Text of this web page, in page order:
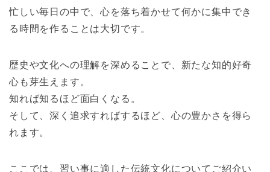
忙しい毎日の中で、心を落ち着かせて何かに集中でき
る時間を作ることは大切です。
歴史や文化への理解を深めることで、新たな知的好奇
心も芽生えます。
知れば知るほど面白くなる。
そして、深く追求すればするほど、心の豊かさを得ら
れます。
ここでは、習い事に適した伝統文化についてご紹介い